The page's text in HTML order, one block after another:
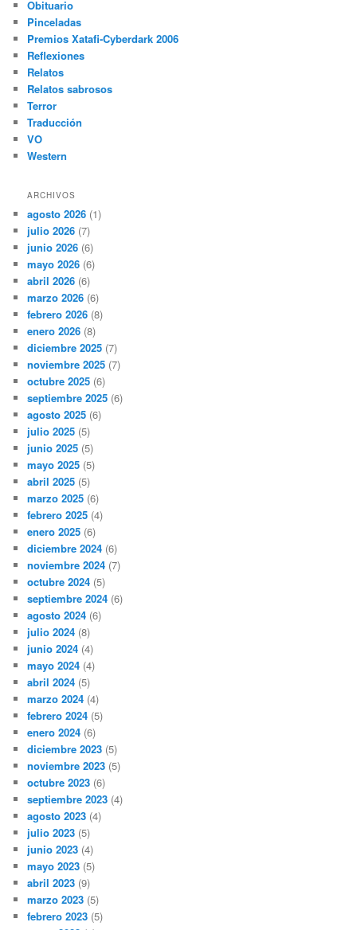
Obituario
Pinceladas
Premios Xatafi-Cyberdark 2006
Reflexiones
Relatos
Relatos sabrosos
Terror
Traducción
VO
Western
ARCHIVOS
agosto 2026 (1)
julio 2026 (7)
junio 2026 (6)
mayo 2026 (6)
abril 2026 (6)
marzo 2026 (6)
febrero 2026 (8)
enero 2026 (8)
diciembre 2025 (7)
noviembre 2025 (7)
octubre 2025 (6)
septiembre 2025 (6)
agosto 2025 (6)
julio 2025 (5)
junio 2025 (5)
mayo 2025 (5)
abril 2025 (5)
marzo 2025 (6)
febrero 2025 (4)
enero 2025 (6)
diciembre 2024 (6)
noviembre 2024 (7)
octubre 2024 (5)
septiembre 2024 (6)
agosto 2024 (6)
julio 2024 (8)
junio 2024 (4)
mayo 2024 (4)
abril 2024 (5)
marzo 2024 (4)
febrero 2024 (5)
enero 2024 (6)
diciembre 2023 (5)
noviembre 2023 (5)
octubre 2023 (6)
septiembre 2023 (4)
agosto 2023 (4)
julio 2023 (5)
junio 2023 (4)
mayo 2023 (5)
abril 2023 (9)
marzo 2023 (5)
febrero 2023 (5)